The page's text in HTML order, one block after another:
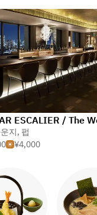
지, 펍
¥4,000